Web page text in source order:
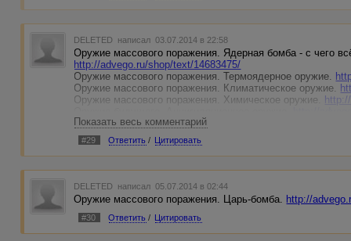
DELETED написал 03.07.2014 в 22:58
Оружие массового поражения. Ядерная бомба - с чего
http://advego.ru/shop/text/14683475/
Оружие массового поражения. Термоядерное оружие.
Оружие массового поражения. Климатическое оружие.
Оружие массового поражения. Химическое оружие.
Показать весь комментарий
#29 Ответить / Цитировать
DELETED написал 05.07.2014 в 02:44
Оружие массового поражения. Царь-бомба. http://
#30 Ответить / Цитировать